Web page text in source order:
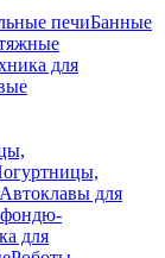
печиБанные
для
Автоклавы для
для